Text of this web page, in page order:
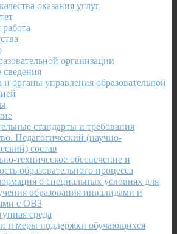
оказания услуг
организации
и органы управления образовательной
стандарты и требования
Педагогический (научно-
состав
техническое обеспечение и
образовательного процесса
о специальных условиях для
образования инвалидами и
с ОВЗ
среда
и меры поддержки обучающихся